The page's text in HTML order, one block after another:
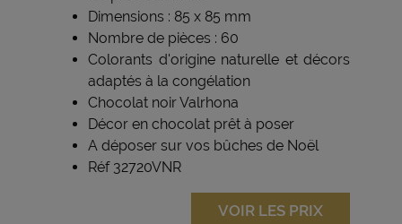
Dimensions : 85 x 85 mm
Nombre de pièces : 60
Colorants d'origine naturelle et décors
adaptés à la congélation
Chocolat noir Valrhona
Décor en chocolat prêt à poser
A déposer sur vos bûches de Noël
Réf 32720VNR
VOIR LES PRIX